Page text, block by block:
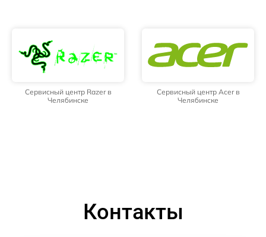
Сервисный центр Razer в
Челябинске
Сервисный центр Acer в
Челябинске
Контакты